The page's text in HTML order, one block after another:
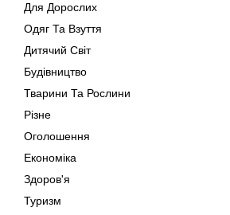
Для Дорослих
Одяг Та Взуття
Дитячий Світ
Будівництво
Тварини Та Рослини
Різне
Оголошення
Економіка
Здоров'я
Туризм